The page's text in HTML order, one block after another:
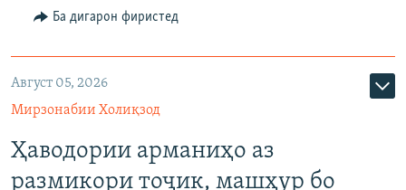
Ба дигарон фиристед
Август 05, 2026
Мирзонабии Холиқзод
Ҳаводории арманиҳо аз
размикори тоҷик, машҳур бо